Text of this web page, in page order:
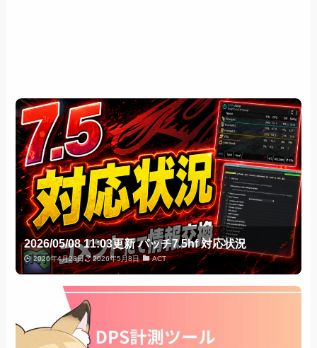
2026/05/08 11:03更新 パッチ7.5hf 対応状況
2026年4月28日 2026年5月8日 ACT